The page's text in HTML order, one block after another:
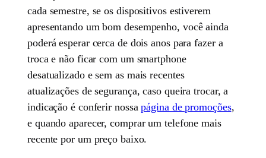
cada semestre, se os dispositivos estiverem
apresentando um bom desempenho, você ainda
poderá esperar cerca de dois anos para fazer a
troca e não ficar com um smartphone
desatualizado e sem as mais recentes
atualizações de segurança, caso queira trocar, a
indicação é conferir nossapágina de promoções,
e quando aparecer, comprar um telefone mais
recente por um preço baixo.